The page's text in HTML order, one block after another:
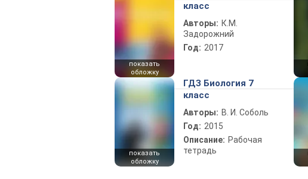
показать
обложку
класс
Авторы: К.М.
Задорожний
Год: 2017
показать
обложку
ГДЗ Биология 7
класс
Авторы: В. И. Соболь
Год: 2015
Описание: Рабочая
тетрадь